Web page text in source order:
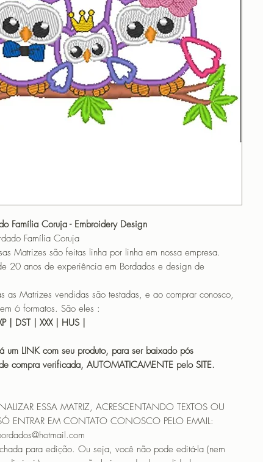
Família Coruja - Embroidery Design
Família Coruja
Matrizes são feitas linha por linha em nossa empresa.
20 anos de experiência em Bordados e design de
vendidas são testadas, e ao comprar conosco,
6 formatos. São eles :
| DST | XXX | HUS |
um LINK com seu produto, para ser baixado pós
compra verificada, AUTOMATICAMENTE pelo SITE.
ESSA MATRIZ, ACRESCENTANDO TEXTOS OU
ENTRAR EM CONTATO CONOSCO PELO EMAIL:
para edição. Ou seja, você não pode editá-la (nem